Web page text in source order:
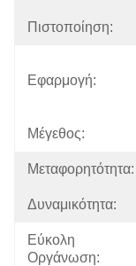
Πιστοποίηση:
Εφαρμογή:
Μέγεθος:
Μεταφορητότητα:
Δυναμικότητα:
Εύκολη
Οργάνωση: